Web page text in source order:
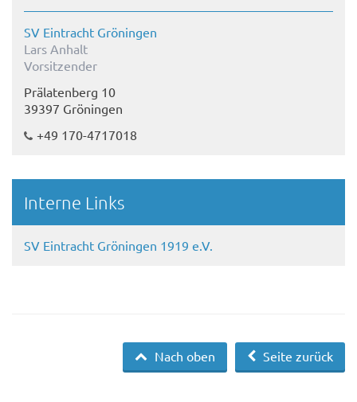
SV Eintracht Gröningen
Lars Anhalt
Vorsitzender
Prälatenberg 10
39397 Gröningen
+49 170-4717018
Interne Links
SV Eintracht Gröningen 1919 e.V.
Seite zurück
Nach oben